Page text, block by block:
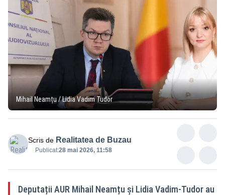
Mihail Neamțu / Lidia Vadim Tudor
Scris de Realitatea de Buzau
Publicat:28 mai 2026, 11:58
Deputații AUR Mihail Neamțu și Lidia Vadim-Tudor au